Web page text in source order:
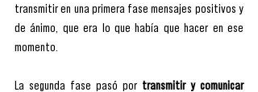
transmitir en una primera fase mensajes positivos y
de ánimo, que era lo que había que hacer en ese
momento.
La segunda fase pasó por transmitir y comunicar